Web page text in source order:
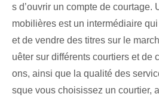
s d’ouvrir un compte de courtage.
mobilières est un intermédiaire
et de vendre des titres sur le
uêter sur différents courtiers et de
ons, ainsi que la qualité des
sque vous choisissez un courtier,